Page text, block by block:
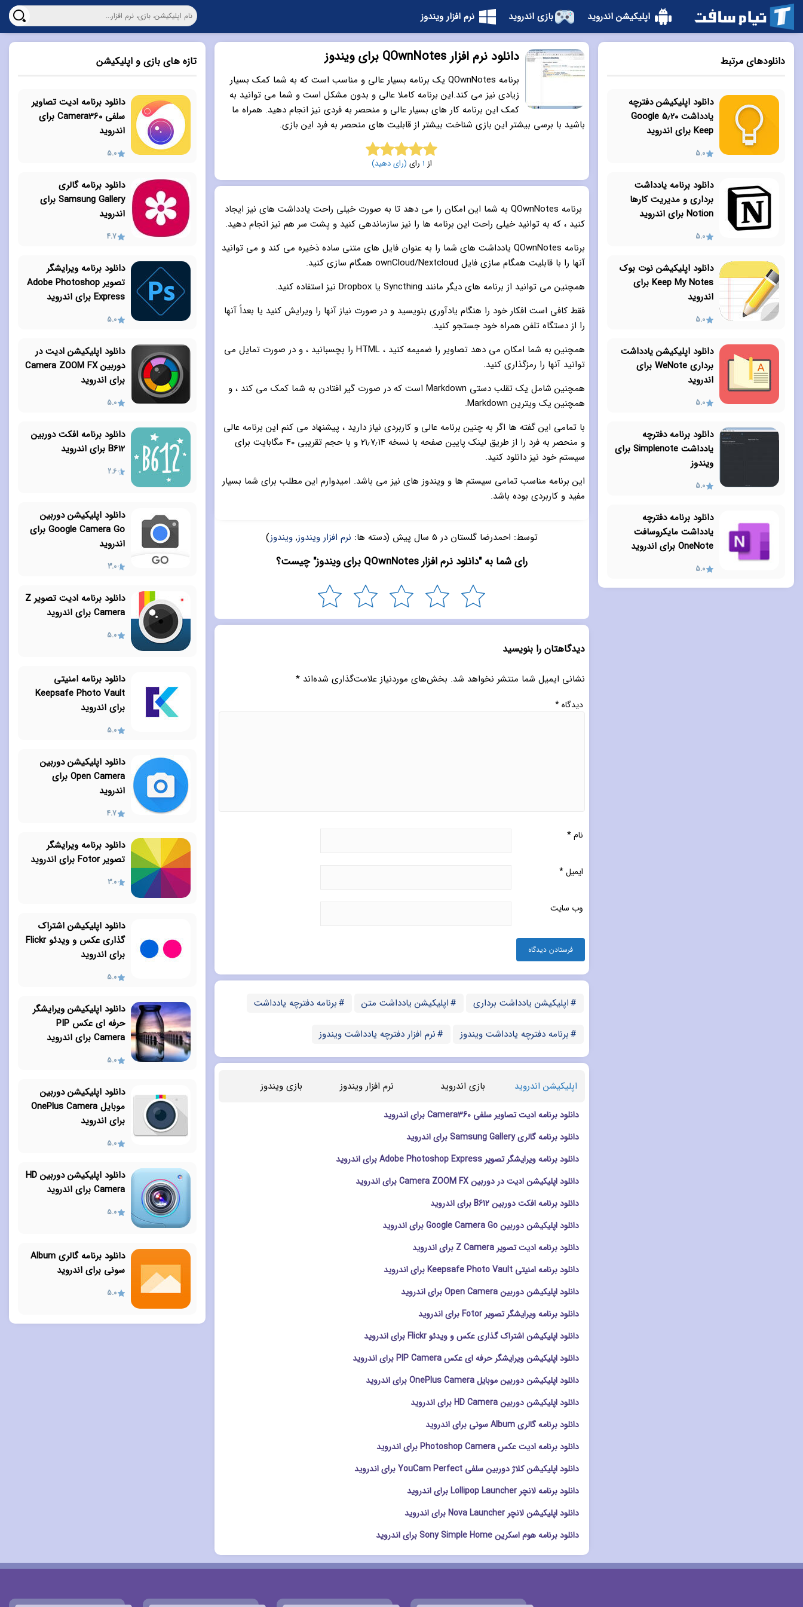
دانلود نرم افزار QOwnNotes برای ویندوز
برنامه QOwnNotes یک برنامه بسیار عالی و مناسب است که به شما کمک بسیار
زیادی نیز می کند.این برنامه کاملا عالی و بدون مشکل است و شما می توانید به
کمک این برنامه کار های بسیار عالی و منحصر به فردی نیز انجام دهید. همراه ما
باشید با برسی بیشتر این بازی شناخت بیشتر از قابلیت های منحصر به فرد این بازی.
5.0 از 5 از 1 رای (رای دهید)
برنامه QOwnNotes به شما این امکان را می دهد تا به صورت خیلی راحت یادداشت های نیز ایجاد
کنید ، که به توانید خیلی راحت این برنامه ها را نیز سازماندهی کنید و پشت سر هم نیز انجام دهید.
برنامه QOwnNotes یادداشت های شما را به عنوان فایل های متنی ساده ذخیره می کند و می توانید
آنها را با قابلیت همگام سازی فایل ownCloud/Nextcloud همگام سازی کنید.
همچنین می توانید از برنامه های دیگر مانند Syncthing یا Dropbox نیز استفاده کنید.
فقط کافی است افکار خود را هنگام یادآوری بنویسید و در صورت نیاز آنها را ویرایش کنید یا بعداً آنها
را از دستگاه تلفن همراه خود جستجو کنید.
همچنین به شما امکان می دهد تصاویر را ضمیمه کنید ، HTML را بچسبانید ، و در صورت تمایل می
توانید آنها را رمزگذاری کنید.
همچنین شامل یک تقلب دستی Markdown است که در صورت گیر افتادن به شما کمک می کند ، و
همچنین یک ویترین Markdown.
با تمامی این گفته ها اگر به چنین برنامه عالی و کاربردی نیاز دارید ، پیشنهاد می کنم این برنامه عالی
و منحصر به فرد را از طریق لینک پایین صفحه با نسخه ۲۱٫۷٫۱۴ و با حجم تقریبی ۴۰ مگابایت برای
سیستم خود نیز دانلود کنید.
این برنامه مناسب تمامی سیستم ها و ویندوز های نیز می باشد. امیدوارم این مطلب برای شما بسیار
مفید و کاربردی بوده باشد.
توسط: احمدرضا گلستان در5 سال پیش (دسته ها: نرم افزار ویندوز,ویندوز)
رای شما به "دانلود نرم افزار QOwnNotes برای ویندوز" چیست؟
دیدگاهتان را بنویسید
نشانی ایمیل شما منتشر نخواهد شد. بخش‌های موردنیاز علامت‌گذاری شده‌اند*
دیدگاه*
نام*
ایمیل*
وب‌ سایت
اپلیکیشن یادداشت برداری اپلیکیشن یادداشت متن برنامه دفترچه یادداشت
برنامه دفترچه یادداشت ویندوز نرم افزار دفترچه یادداشت ویندوز
اپلیکیشن اندروید بازی اندروید نرم افزار ویندوز بازی ویندوز
دانلود برنامه ادیت تصاویر سلفی Camera360 برای اندروید
دانلود برنامه گالری Samsung Gallery برای اندروید
دانلود برنامه ویرایشگر تصویر Adobe Photoshop Express برای اندروید
دانلود اپلیکیشن ادیت در دوربین Camera ZOOM FX برای اندروید
دانلود برنامه افکت دوربین B612 برای اندروید
دانلود اپلیکیشن دوربین Google Camera Go برای اندروید
دانلود برنامه ادیت تصویر Z Camera برای اندروید
دانلود برنامه امنیتی Keepsafe Photo Vault برای اندروید
دانلود اپلیکیشن دوربین Open Camera برای اندروید
دانلود برنامه ویرایشگر تصویر Fotor برای اندروید
دانلود اپلیکیشن اشتراک گذاری عکس و ویدئو Flickr برای اندروید
دانلود اپلیکیشن ویرایشگر حرفه ای عکس PIP Camera برای اندروید
دانلود اپلیکیشن دوربین موبایل OnePlus Camera برای اندروید
دانلود اپلیکیشن دوربین HD Camera برای اندروید
دانلود برنامه گالری Album سونی برای اندروید
دانلود برنامه ادیت عکس Photoshop Camera برای اندروید
دانلود اپلیکیشن کلاژ دوربین سلفی YouCam Perfect برای اندروید
دانلود برنامه لانچر Lollipop Launcher برای اندروید
دانلود اپلیکیشن لانچر Nova Launcher برای اندروید
دانلود برنامه هوم اسکرین Sony Simple Home برای اندروید
دانلودهای مرتبط
دانلود اپلیکیشن دفترچه
یادداشت ۵٫۲۰ Google
Keep برای اندروید
5.0
دانلود برنامه یادداشت
برداری و مدیریت کارها
Notion برای اندروید
5.0
دانلود اپلیکیشن نوت بوک
Keep My Notes برای
اندروید
5.0
دانلود اپلیکیشن یادداشت
برداری WeNote برای
اندروید
5.0
دانلود برنامه دفترچه
یادداشت Simplenote برای
ویندوز
5.0
دانلود برنامه دفترچه
یادداشت مایکروسافت
OneNote برای اندروید
5.0
تازه های بازی و اپلیکیشن
دانلود برنامه ادیت تصاویر
سلفی Camera360 برای
اندروید
5.0
دانلود برنامه گالری
Samsung Gallery برای
اندروید
4.7
دانلود برنامه ویرایشگر
تصویر Adobe Photoshop
Express برای اندروید
5.0
دانلود اپلیکیشن ادیت در
دوربین Camera ZOOM FX
برای اندروید
5.0
دانلود برنامه افکت دوربین
B612 برای اندروید
2.6
دانلود اپلیکیشن دوربین
Google Camera Go برای
اندروید
3.0
دانلود برنامه ادیت تصویر Z
Camera برای اندروید
5.0
دانلود برنامه امنیتی
Keepsafe Photo Vault
برای اندروید
5.0
دانلود اپلیکیشن دوربین
Open Camera برای
اندروید
4.7
دانلود برنامه ویرایشگر
تصویر Fotor برای اندروید
3.0
دانلود اپلیکیشن اشتراک
گذاری عکس و ویدئو Flickr
برای اندروید
5.0
دانلود اپلیکیشن ویرایشگر
حرفه ای عکس PIP
Camera برای اندروید
5.0
دانلود اپلیکیشن دوربین
موبایل OnePlus Camera
برای اندروید
5.0
دانلود اپلیکیشن دوربین HD
Camera برای اندروید
5.0
دانلود برنامه گالری Album
سونی برای اندروید
5.0
اپلیکیشن اندروید بازی اندروید نرم افزار ویندوز